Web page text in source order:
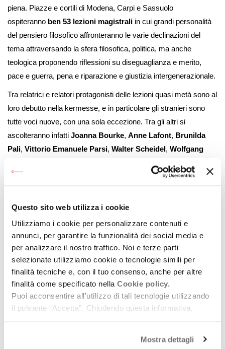
Questo sito web utilizza i cookie
Utilizziamo i cookie per personalizzare contenuti e
annunci, per garantire la funzionalità dei social media e
per analizzare il nostro traffico. Noi e terze parti
selezionate utilizziamo cookie o tecnologie simili per
finalità tecniche e, con il tuo consenso, anche per altre
finalità come specificato nella Cookie policy.
Puoi acconsentire all’utilizzo di tali tecnologie utilizzando
il pulsante “Accetta”. Chiudendo questa informativa,
Mostra dettagli
piena. Piazze e cortili di Modena, Carpi e Sassuolo
ospiteranno ben 53 lezioni magistrali in cui grandi personalità
del pensiero filosofico affronteranno le varie declinazioni del
tema attraversando la sfera filosofica, politica, ma anche
teologica proponendo riflessioni su diseguaglianza e merito,
pace e guerra, pena e riparazione e giustizia intergenerazionale.
Tra relatrici e relatori protagonisti delle lezioni quasi metà sono al
loro debutto nella kermesse, e in particolare gli stranieri sono
tutte voci nuove, con una sola eccezione. Tra gli altri si
ascolteranno infatti Joanna Bourke, Anne Lafont, Brunilda
Pali, Vittorio Emanuele Parsi, Walter Scheidel, Wolfgang
comunque i maggiori protagonisti del dibattito contemporaneo,
Massimo Cacciari
Barbara Carnevali
Maurizio Ferraris
Galimberti
Michela Marzano, Stefano Massini
Salvatore
Natoli,Massimo Recalcati,Chiara Saraceno, Carlo Sini
Stefano Zamagni . In via sperimentale, alle ore 18 di ogni giorno
sarà trasmessa in diretta una lezione sui canali del festival.
Per la sezione “la lezione dei classici” si attendono poi studiosi e
, chiamati a commentere i